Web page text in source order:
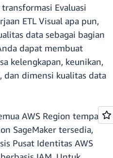
Evaluasi
ETL Visual apa pun,
data sebagai bagian
dapat membuat
kelengkapan, keunikan,
dan dimensi kualitas data
AWS Region tempat
SageMaker tersedia,
Pusat Identitas AWS